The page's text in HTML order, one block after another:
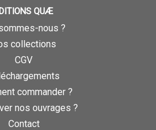
QUÆ
nous ?
collections
CGV
commander ?
nos ouvrages ?
Contact